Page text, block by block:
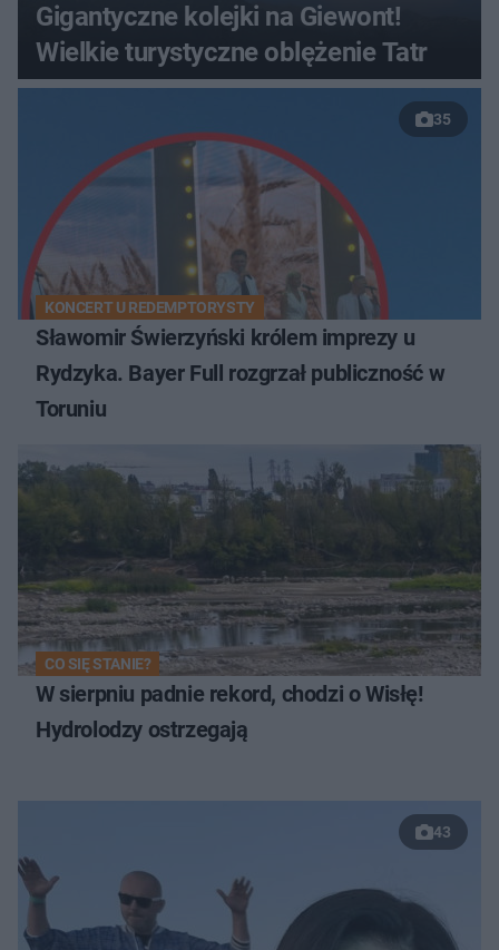
Gigantyczne kolejki na Giewont!
Wielkie turystyczne oblężenie Tatr
35
KONCERT U REDEMPTORYSTY
Sławomir Świerzyński królem imprezy u
Rydzyka. Bayer Full rozgrzał publiczność w
Toruniu
CO SIĘ STANIE?
W sierpniu padnie rekord, chodzi o Wisłę!
Hydrolodzy ostrzegają
43